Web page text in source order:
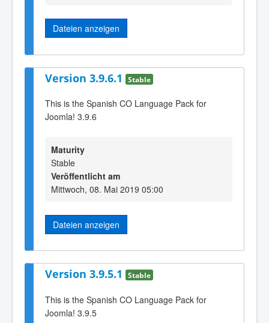
Dateien anzeigen
Version 3.9.6.1 Stable
This is the Spanish CO Language Pack for
Joomla! 3.9.6
Maturity
Stable
Veröffentlicht am
Mittwoch, 08. Mai 2019 05:00
Dateien anzeigen
Version 3.9.5.1 Stable
This is the Spanish CO Language Pack for
Joomla! 3.9.5